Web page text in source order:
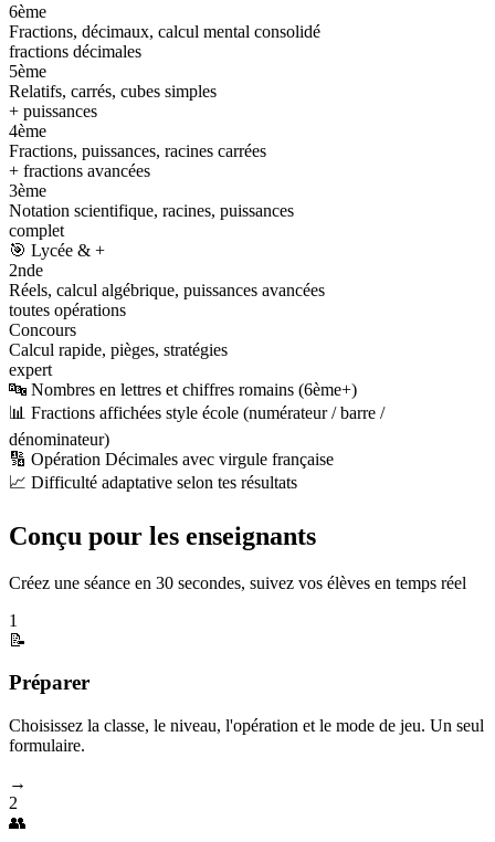
6ème
Fractions, décimaux, calcul mental consolidé
fractions décimales
5ème
Relatifs, carrés, cubes simples
+ puissances
4ème
Fractions, puissances, racines carrées
+ fractions avancées
3ème
Notation scientifique, racines, puissances
complet
🎯 Lycée & +
2nde
Réels, calcul algébrique, puissances avancées
toutes opérations
Concours
Calcul rapide, pièges, stratégies
expert
🔤 Nombres en lettres et chiffres romains (6ème+)
📊 Fractions affichées style école (numérateur / barre /
dénominateur)
🔢 Opération Décimales avec virgule française
📈 Difficulté adaptative selon tes résultats
Conçu pour les enseignants
Créez une séance en 30 secondes, suivez vos élèves en temps réel
1
📝
Préparer
Choisissez la classe, le niveau, l'opération et le mode de jeu. Un seul
formulaire.
→
2
👥